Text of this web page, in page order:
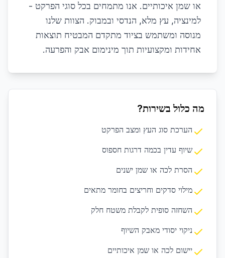
או שמן איכותיים. אנו מתמחים בכל סוגי הפרקט -
למינציה, עץ מלא, הנדסי ובמבוק. הצוות שלנו
מנוסה ומשתמש בציוד מתקדם המבטיח תוצאות
אחידות ומקצועיות תוך מינימום אבק והפרעה.
מה כלול בשירות?
הערכת סוג העץ ומצב הפרקט
שיוף עדין בכמה דרגות חספוס
הסרת לכה או שמן ישנים
מילוי סדקים וחריצים בחומר מתאים
השחזה סופית לקבלת משטח חלק
ניקוי יסודי מאבק השיוף
יישום לכה או שמן איכותיים